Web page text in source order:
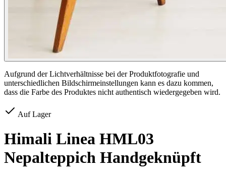
Aufgrund der Lichtverhältnisse bei der Produktfotografie und
unterschiedlichen Bildschirmeinstellungen kann es dazu kommen,
dass die Farbe des Produktes nicht authentisch wiedergegeben wird.
Auf Lager
Himali Linea HML03
Nepalteppich Handgeknüpft